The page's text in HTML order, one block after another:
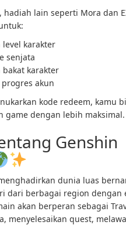
hadiah lain seperti Mora dan
karakter
senjata
karakter
akun
kode redeem, kamu
game dengan lebih maksimal.
Genshin
dunia luas
dari berbagai region dengan
akan berperan sebagai
menyelesaikan quest,